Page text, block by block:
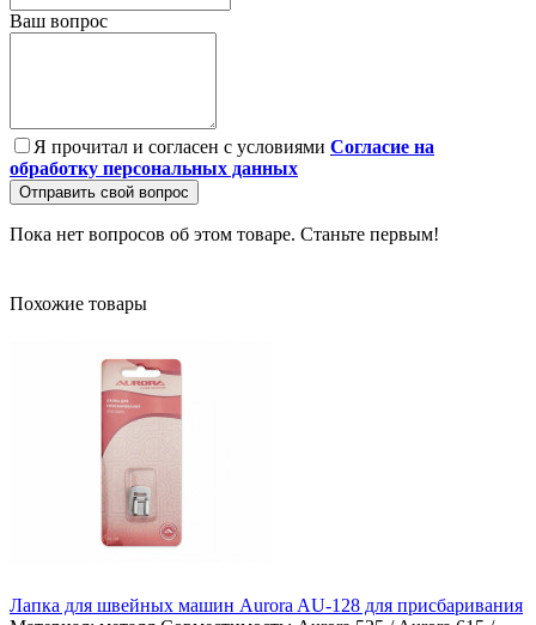
Ваш вопрос
Я прочитал и согласен с условиями Согласие на
обработку персональных данных
Отправить свой вопрос
Пока нет вопросов об этом товаре. Станьте первым!
Похожие товары
Лапка для швейных машин Aurora AU-128 для присбаривания